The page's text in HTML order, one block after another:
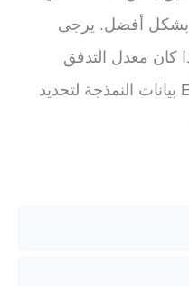
بشكل أفضل. يرجى
كان معدل التدفق
مرتفعًا ، يمكن أن يوفر Elastec بيانات النمذجة لتحديد